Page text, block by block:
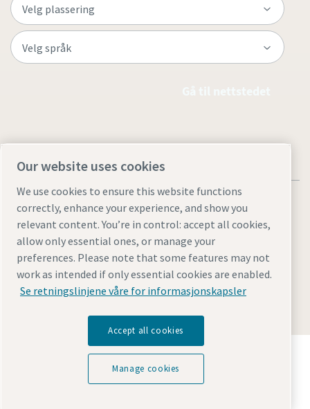
Juridiske merknader og personvernmerknader
Manage cookiesTilgjengelighetNettstedskart
Oppdag hvordan Atlas Copco Group muliggjør
teknologi som transformerer fremtiden.
Besøk Atlas Copco Groups nettside
Our website uses cookies
We use cookies to ensure this website functions
correctly, enhance your experience, and show you
relevant content. You’re in control: accept all cookies,
allow only essential ones, or manage your
preferences. Please note that some features may not
work as intended if only essential cookies are enabled.
Se retningslinjene våre for informasjonskapsler
Accept all cookies
Manage cookies